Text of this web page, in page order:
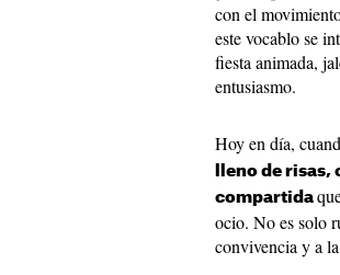
con el
este vocablo se
fiesta animada,
entusiasmo.
Hoy en día,
lleno de
compartida
ocio. No es solo
convivencia y a